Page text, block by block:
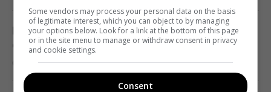
Гороскоп на 9 серпня за картами Таро:
Скорпіонам – втома, Стрільцям – зрада
08:20 неділя, 09 серпня 2026
Some vendors may process your personal data on the basis
of legitimate interest, which you can object to by managing
your options below. Look for a link at the bottom of this page
or in the site menu to manage or withdraw consent in privacy
and cookie settings.
Consent